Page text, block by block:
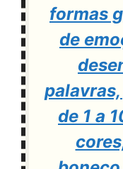
formas
de
de 1 a